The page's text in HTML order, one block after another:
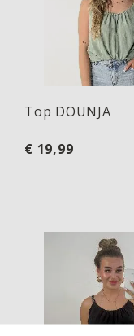
Top DOUNJA
€ 19,99